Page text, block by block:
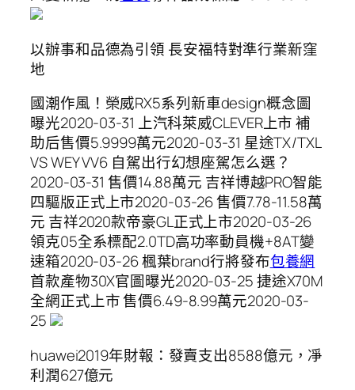
​以辦事和品德為引領 長安福特對準行業新窪
地
​國潮作風！榮威RX5系列新車design概念圖
曝光2020-03-31 ​上汽科萊威CLEVER上市 補
助后售價5.9999萬元2020-03-31 星途TX/TXL
VS WEY VV6 自駕出行幻想座駕怎么選？
2020-03-31 ​售價14.88萬元 吉祥博越PRO智能
四驅版正式上市2020-03-26 ​售價7.78-11.58萬
元 吉祥2020款帝豪GL正式上市2020-03-26 ​
領克05全系標配2.0TD高功率動員機+8AT變
速箱2020-03-26 楓葉brand行將發布包養網
首款產物30X官圖曝光2020-03-25 捷途X70M
全網正式上市 售價6.49-8.99萬元2020-03-
25
huawei2019年財報：發賣支出8588億元，凈
利潤627億元